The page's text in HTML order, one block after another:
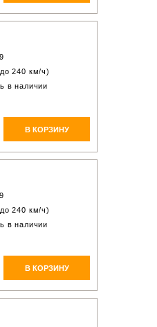
240 км/ч)
в наличии
В КОРЗИНУ
240 км/ч)
в наличии
В КОРЗИНУ